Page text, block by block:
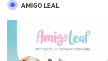
AMIGO LEAL